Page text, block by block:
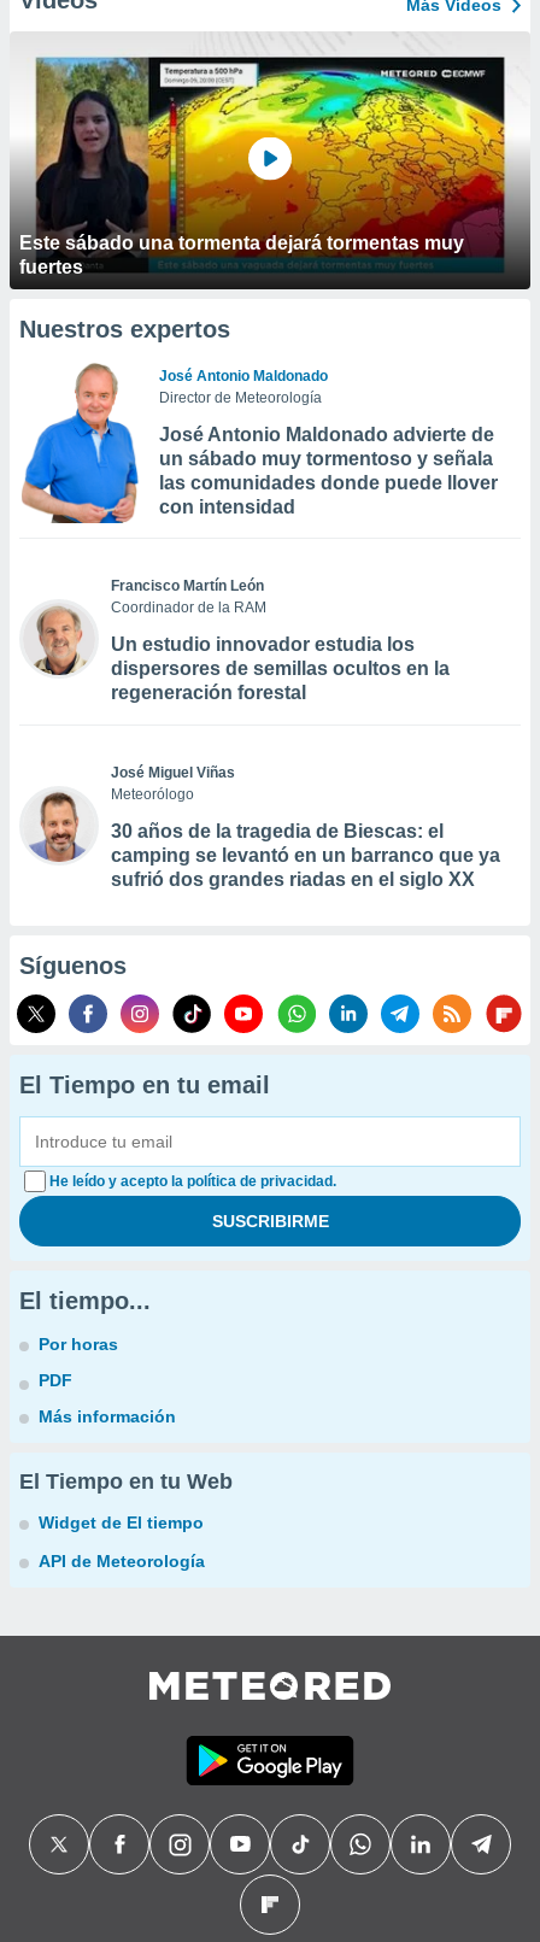
Más Vídeos
Este sábado una tormenta dejará tormentas muy
fuertes
Nuestros expertos
José Antonio Maldonado
Director de Meteorología
José Antonio Maldonado advierte de
un sábado muy tormentoso y señala
las comunidades donde puede llover
con intensidad
Francisco Martín León
Coordinador de la RAM
Un estudio innovador estudia los
dispersores de semillas ocultos en la
regeneración forestal
José Miguel Viñas
Meteorólogo
30 años de la tragedia de Biescas: el
camping se levantó en un barranco que ya
sufrió dos grandes riadas en el siglo XX
Síguenos
El Tiempo en tu email
He leído y acepto la política de privacidad.
El tiempo...
Por horas
PDF
Más información
El Tiempo en tu Web
Widget de El tiempo
API de Meteorología